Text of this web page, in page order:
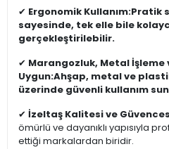
✔ Ergonomik Kullanım:Pratik
sayesinde, tek elle bile
gerçekleştirilebilir.
✔ Marangozluk, Metal İşleme
Uygun:Ahşap, metal ve
üzerinde güvenli kullanım
✔ İzeltaş Kalitesi ve
ömürlü ve dayanıklı yapısıyla
ettiği markalardan biridir.